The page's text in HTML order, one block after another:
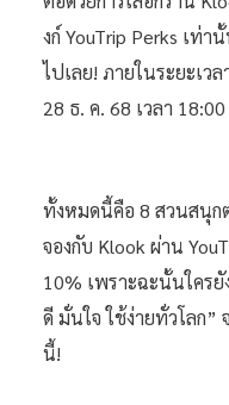
งก์ YouTrip Perks เท่
ไปเลย! ภายในระยะเว
28 ธ. ค. 68 เวลา
ทั้งหมดนี้คือ 8 สวนสนุก
จองกับ Klook ผ่าน
10% เพราะฉะนั้นใครยั
ดี มั่นใจ ใช้ง่ายทั่วโลก
นี้!